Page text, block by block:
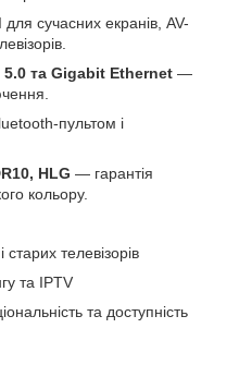
для сучасних екранів, AV-
та Gigabit Ethernet —
пультом і
HLG — гарантія
кольору.
старих телевізорів
та IPTV
та доступність